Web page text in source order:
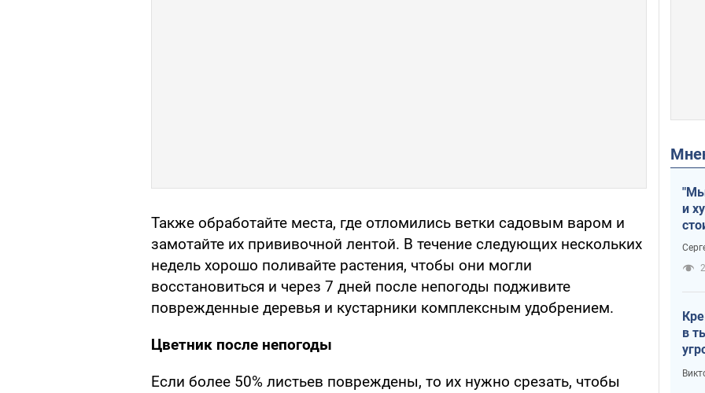
Также обработайте места, где отломились ветки садовым варом и
замотайте их прививочной лентой. В течение следующих нескольких
недель хорошо поливайте растения, чтобы они могли
восстановиться и через 7 дней после непогоды подживите
поврежденные деревья и кустарники комплексным удобрением.
Цветник после непогоды
Если более 50% листьев повреждены, то их нужно срезать, чтобы
и
в